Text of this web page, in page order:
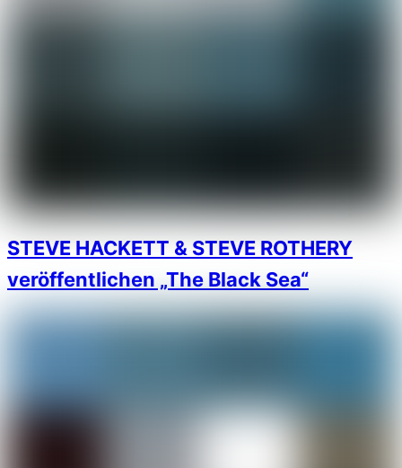
STEVE HACKETT & STEVE ROTHERY
veröffentlichen „The Black Sea“